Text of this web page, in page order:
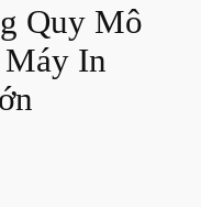
Quy Mô
In